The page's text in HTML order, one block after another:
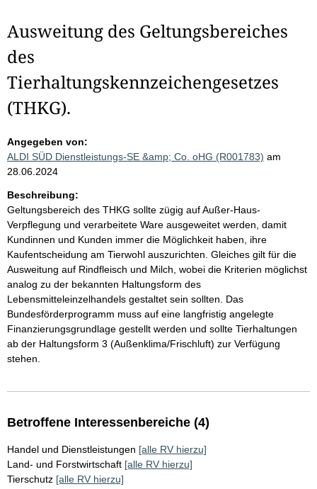
Ausweitung des Geltungsbereiches
des
Tierhaltungskennzeichengesetzes
(THKG).
Angegeben von:
ALDI SÜD Dienstleistungs-SE &amp; Co. oHG (R001783) am
28.06.2024
Beschreibung:
Geltungsbereich des THKG sollte zügig auf Außer-Haus-
Verpflegung und verarbeitete Ware ausgeweitet werden, damit
Kundinnen und Kunden immer die Möglichkeit haben, ihre
Kaufentscheidung am Tierwohl auszurichten. Gleiches gilt für die
Ausweitung auf Rindfleisch und Milch, wobei die Kriterien möglichst
analog zu der bekannten Haltungsform des
Lebensmitteleinzelhandels gestaltet sein sollten. Das
Bundesförderprogramm muss auf eine langfristig angelegte
Finanzierungsgrundlage gestellt werden und sollte Tierhaltungen
ab der Haltungsform 3 (Außenklima/Frischluft) zur Verfügung
stehen.
Betroffene Interessenbereiche (4)
Handel und Dienstleistungen [alle RV hierzu]
Land- und Forstwirtschaft [alle RV hierzu]
Tierschutz [alle RV hierzu]